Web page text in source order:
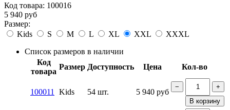
Код товара: 100016
5 940 руб
Размер:
Kids
S M L XL XXL
XXXL
Список размеров в наличии
Код
товара
Размер Доступность Цена Кол-во
100011 Kids 54 шт. 5 940 руб
−
+
В корзину